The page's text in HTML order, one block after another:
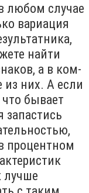
любом случае
вариация
найти
а в ком-
них. А если
бывает
запастись
процентном
лучше